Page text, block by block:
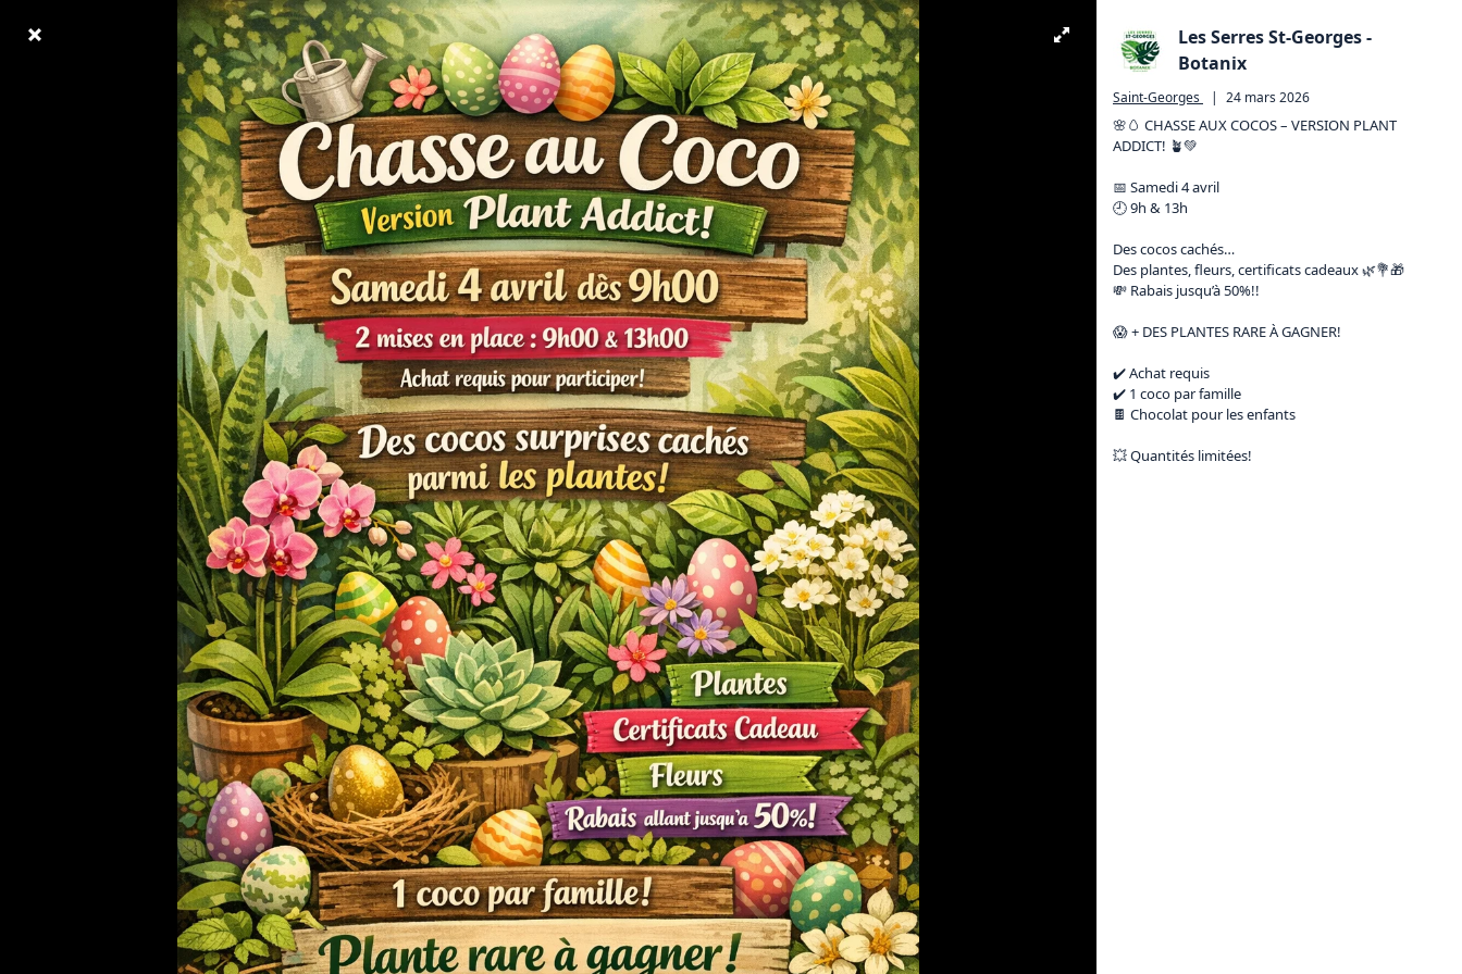
Les Serres St-Georges -
Botanix
Saint-Georges | 24 mars 2026
🌸🥚 CHASSE AUX COCOS – VERSION PLANT
ADDICT! 🪴💚
📅 Samedi 4 avril
🕘 9h & 13h
Des cocos cachés…
Des plantes, fleurs, certificats cadeaux 🌿💐🎁
💸 Rabais jusqu’à 50%!!
😱 + DES PLANTES RARE À GAGNER!
✔️ Achat requis
✔️ 1 coco par famille
🍫 Chocolat pour les enfants
💥 Quantités limitées!